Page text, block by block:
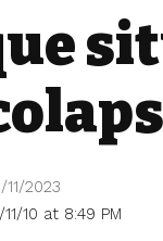
10 at 8:49 PM
2023